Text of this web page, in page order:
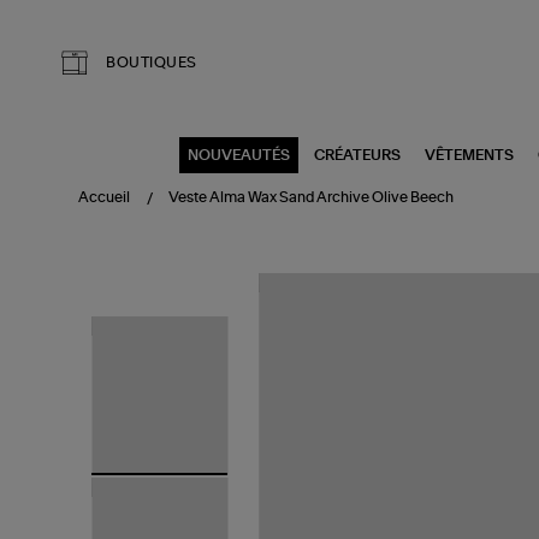
BOUTIQUES
NOUVEAUTÉS CRÉATEURS VÊTEMENTS
Accueil Veste Alma Wax Sand Archive Olive Beech